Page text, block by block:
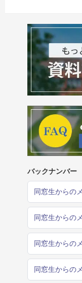
バックナンバー
同窓生からの
同窓生からの
同窓生からの
同窓生からの